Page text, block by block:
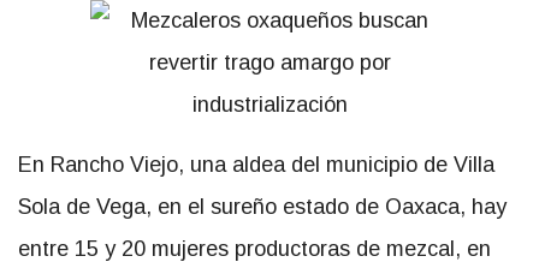
En Rancho Viejo, una aldea del municipio de Villa
Sola de Vega, en el sureño estado de Oaxaca, hay
entre 15 y 20 mujeres productoras de mezcal, en